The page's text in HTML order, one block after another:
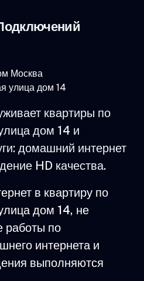
Москва
улица дом 14
квартиры по
дом 14 и
домашний интернет
HD качества.
в квартиру по
дом 14, не
работы по
интернета и
выполняются